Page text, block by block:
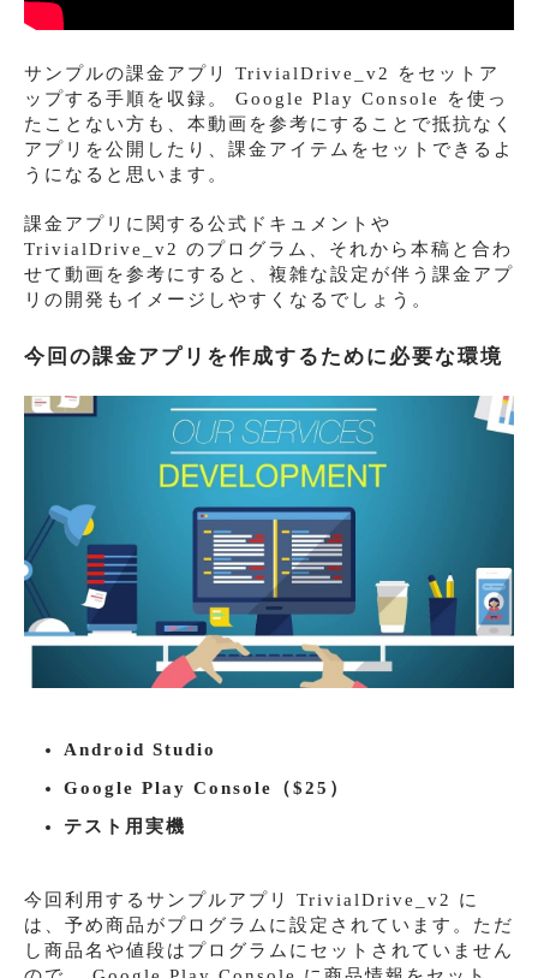
サンプルの課金アプリ TrivialDrive_v2 をセットア
ップする手順を収録。 Google Play Console を使っ
たことない方も、本動画を参考にすることで抵抗なく
アプリを公開したり、課金アイテムをセットできるよ
うになると思います。
課金アプリに関する公式ドキュメントや
TrivialDrive_v2 のプログラム、それから本稿と合わ
せて動画を参考にすると、複雑な設定が伴う課金アプ
リの開発もイメージしやすくなるでしょう。
今回の課金アプリを作成するために必要な環境
Android Studio
Google Play Console（$25）
テスト用実機
今回利用するサンプルアプリ TrivialDrive_v2 に
は、予め商品がプログラムに設定されています。ただ
し商品名や値段はプログラムにセットされていません